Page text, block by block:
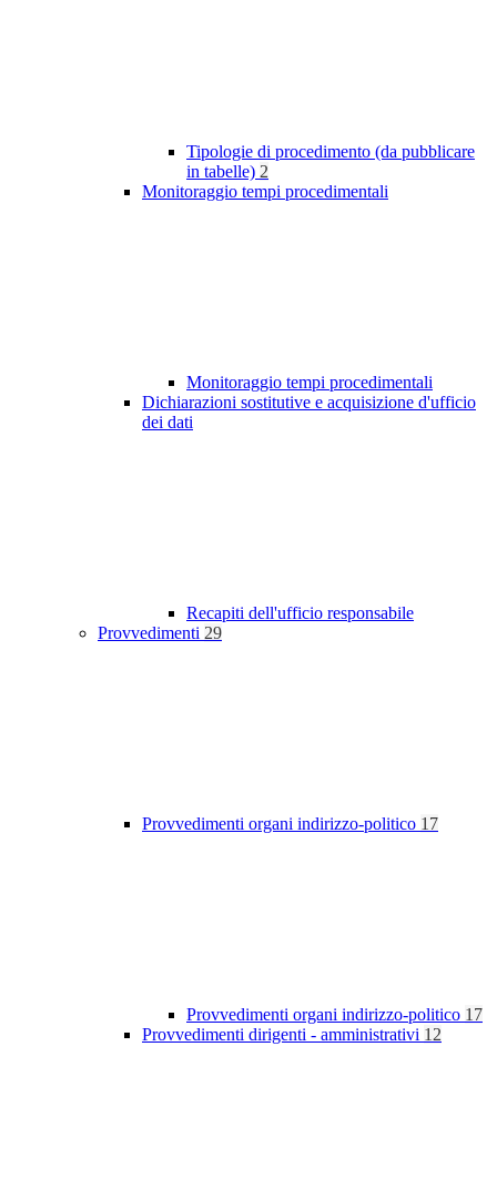
Tipologie di procedimento (da pubblicare
in tabelle) 2
Monitoraggio tempi procedimentali
Monitoraggio tempi procedimentali
Dichiarazioni sostitutive e acquisizione d'ufficio
dei dati
Recapiti dell'ufficio responsabile
Provvedimenti 29
Provvedimenti organi indirizzo-politico 17
Provvedimenti organi indirizzo-politico 17
Provvedimenti dirigenti - amministrativi 12